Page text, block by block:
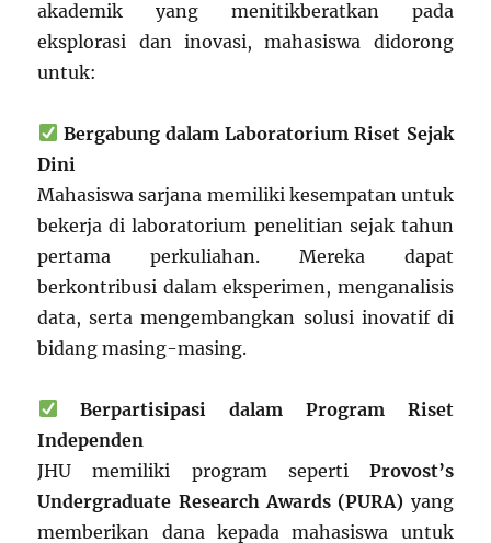
akademik yang menitikberatkan pada
eksplorasi dan inovasi, mahasiswa didorong
untuk:
Bergabung dalam Laboratorium Riset Sejak
Dini
Mahasiswa sarjana memiliki kesempatan untuk
bekerja di laboratorium penelitian sejak tahun
pertama perkuliahan. Mereka dapat
berkontribusi dalam eksperimen, menganalisis
data, serta mengembangkan solusi inovatif di
bidang masing-masing.
Berpartisipasi dalam Program Riset
Independen
JHU memiliki program seperti Provost’s
Undergraduate Research Awards (PURA) yang
memberikan dana kepada mahasiswa untuk